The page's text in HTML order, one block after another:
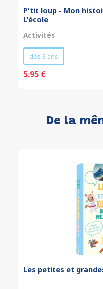
P'tit loup - Mon
L'école
Activités
dès 3 ans
5.95 €
De la
Les petites et